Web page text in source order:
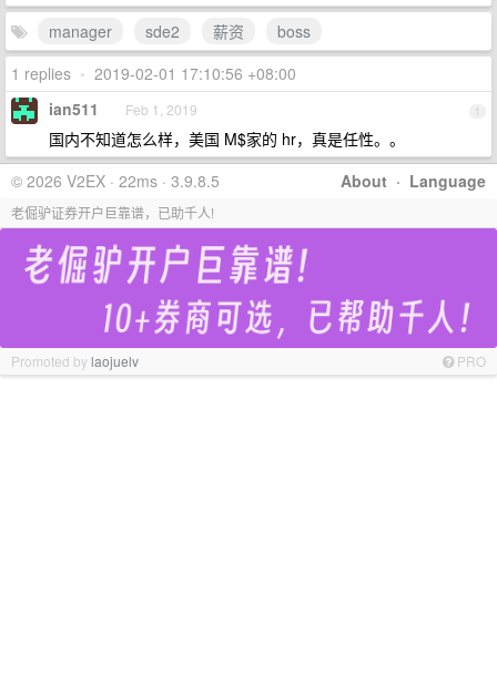
manager
sde2 薪资
boss
1 replies • 2019-02-01 17:10:56 +08:00
1
ian511 Feb 1, 2019
国内不知道怎么样，美国 M$家的 hr，真是任性。。
About · Language
© 2026 V2EX · 22ms · 3.9.8.5
老倔驴证券开户巨靠谱，已助千人!
Promoted bylaojuelv PRO